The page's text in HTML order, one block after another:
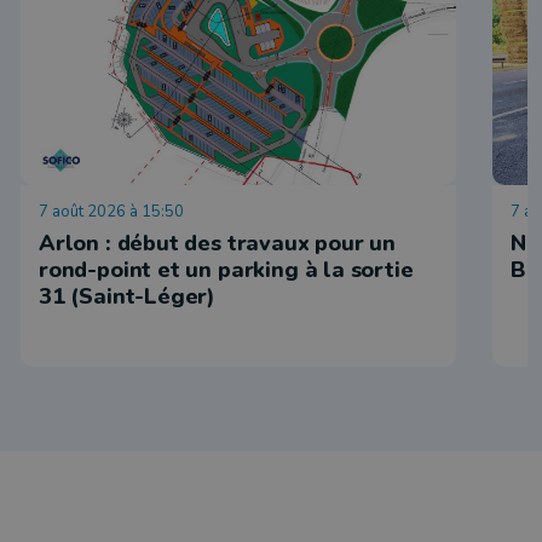
7 août 2026 à 15:50
Arlon : début des travaux pour un
rond-point et un parking à la sortie
31 (Saint-Léger)
7